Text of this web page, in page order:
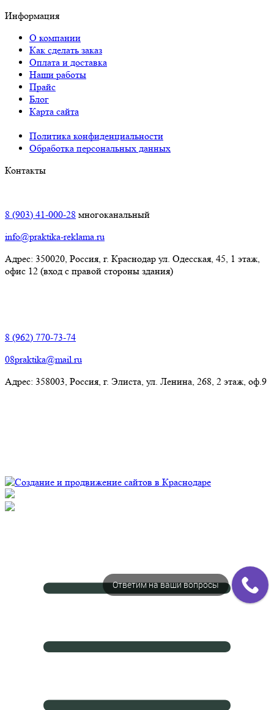
Информация
О компании
Как сделать заказ
Оплата и доставка
Наши работы
Прайс
Блог
Карта сайта
Политика конфиденциальности
Обработка персональных данных
Контакты
8 (903) 41-000-28 многоканальный
info@praktika-reklama.ru
Адрес: 350020, Россия, г. Краснодар ул. Одесская, 45, 1 этаж,
офис 12 (вход с правой стороны здания)
8 (962) 770-73-74
08praktika@mail.ru
Адрес:​ 358003, Россия, г. Элиста, ул. Ленина, 268, 2 этаж, оф.9
Ответим на ваши вопросы